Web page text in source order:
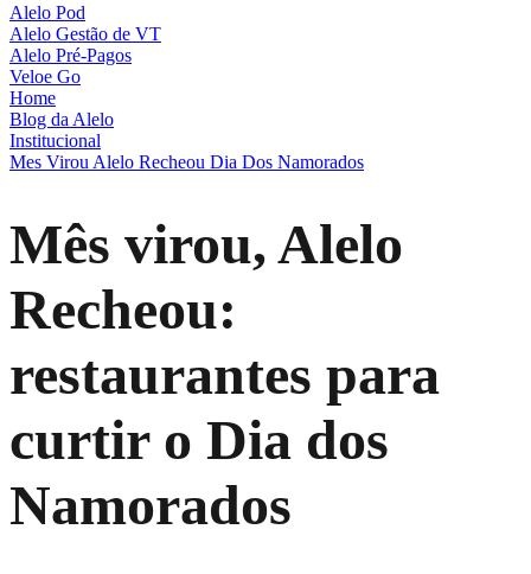
Alelo Pod
Alelo Gestão de VT
Alelo Pré-Pagos
Veloe Go
Home
Blog da Alelo
Institucional
Mes Virou Alelo Recheou Dia Dos Namorados
Mês virou, Alelo
Recheou:
restaurantes para
curtir o Dia dos
Namorados